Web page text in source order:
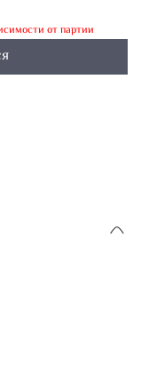
от партии